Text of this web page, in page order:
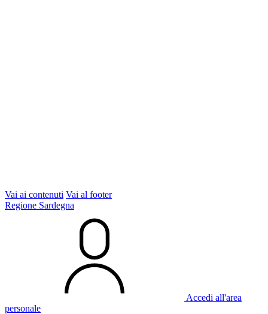
Vai ai contenuti Vai al footer
Regione Sardegna
Accedi all'area
personale